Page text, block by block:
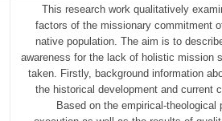
This research work qualitatively
factors of the missionary commitment
native population. The aim is to
awareness for the lack of holistic mission
taken. Firstly, background information
the historical development and current
Based on the empirical-